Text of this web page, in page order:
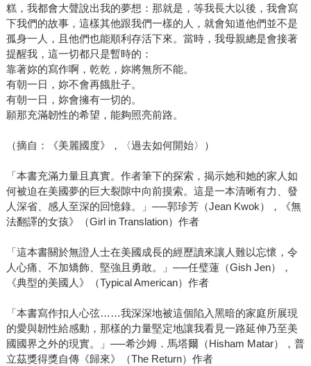
糕，我都會大聲說出我的夢想：那就是，等我長大以後，我會寫
下我們的故事，這樣其他跟我們一樣的人，就會知道他們並不是
孤身一人，且他們也能順利存活下來。當時，我母親總是會接著
提醒我，這一切都只是暫時的：
靠著妳的寫作啊，乾乾，妳將無所不能。
有朝一日，妳不會再餓肚子。
有朝一日，妳會擁有一切的。
願那充滿韌性的希望，能夠照亮前路。
（摘自：《美麗國度》，〈過去如何開始〉）
「本書充滿力量且真實。作者筆下的探索，揭示她和她的家人如
何被迫在美國夢的巨大裂隙中向前摸索。這是一本清晰有力、發
人深省、感人至深的回憶錄。」──郭珍芳（Jean Kwok），《無
法翻譯的女孩》（Girl in Translation）作者
「這本書關於無證人士在美國成長的經歷讀來讓人難以忘懷，令
人心痛、不加矯飾、堅強且勇敢。」──任璧蓮（Gish Jen），
《典型的美國人》（Typical American）作者
「本書寫作扣人心弦……我深深地被這個陷入黑暗的家庭所展現
的愛與韌性給感動，那樣的力量堅定地讓我看見一路延伸乃至美
國國界之外的現實。」──希沙姆．馬塔爾（Hisham Matar），普
立茲獎得獎自傳《歸來》（The Return）作者